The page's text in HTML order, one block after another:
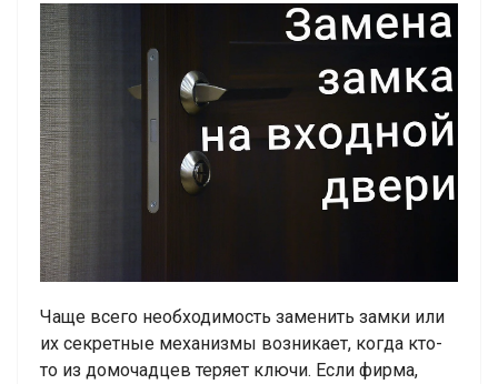
Чаще всего необходимость заменить замки или
их секретные механизмы возникает, когда кто-
то из домочадцев теряет ключи. Если фирма,